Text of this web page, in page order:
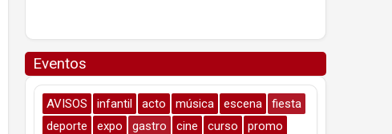
Eventos
AVISOS infantil acto música escena
fiesta
deporte
expo gastro cine curso
promo